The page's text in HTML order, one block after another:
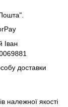
Іван
доставки
належної якості